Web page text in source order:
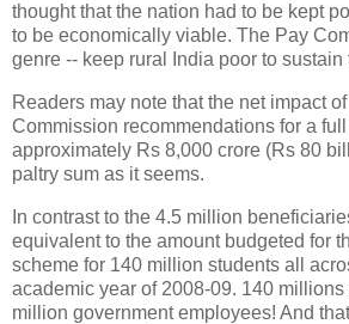
thought that the nation had to be kept
to be economically viable. The Pay
genre -- keep rural India poor to sustain
Readers may note that the net impact
Commission recommendations for a
approximately Rs 8,000 crore (Rs 80
paltry sum as it seems.
In contrast to the 4.5 million
equivalent to the amount budgeted for
scheme for 140 million students all
academic year of 2008-09. 140
million government employees! And